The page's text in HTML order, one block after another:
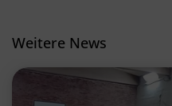
Weitere News